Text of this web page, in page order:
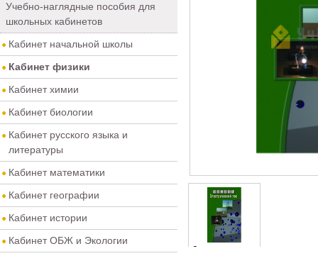
Учебно-наглядные пособия для
школьных кабинетов
Кабинет начальной школы
Кабинет физики
Кабинет химии
Кабинет биологии
Кабинет русского языка и
литературы
Кабинет математики
Кабинет географии
Кабинет истории
Кабинет ОБЖ и Экологии
0